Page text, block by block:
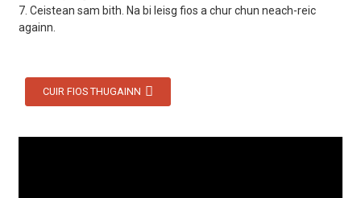
7. Ceistean sam bith. Na bi leisg fios a chur chun neach-reic
againn.
CUIR FIOS THUGAINN